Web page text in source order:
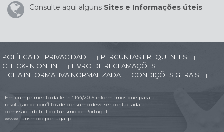
Consulte aqui alguns Sites e Informações úteis
POLÍTICA DE PRIVACIDADE | PERGUNTAS FREQUENTES |
CHECK-IN ONLINE | LIVRO DE RECLAMAÇÕES |
FICHA INFORMATIVA NORMALIZADA | CONDIÇÕES GERAIS |
Em cumprimento da lei nº 144/2015 informamos que para a
resolução de conflitos de consumo deve ser contactada a
comissão arbitral do Turismo de Portugal
www.turismodeportugal.pt